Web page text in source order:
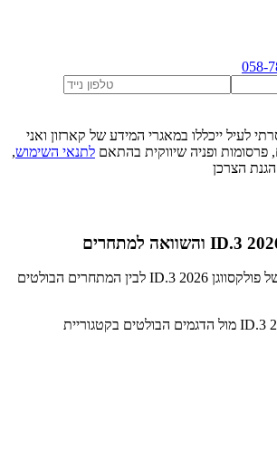
058-
לעיל ייכללו במאגרי המידע של קארזון ואני
ופניה שיווקית בהתאם לתנאי השימוש,
הגנת הצרכן
השוואת רמות הגימור של פולקסווגן ID.3 2026 לבין המתחרים הבולטים
השוואת פולקסווגן ID.3 2026 מול הדגמים הבולטים בקטגוריית